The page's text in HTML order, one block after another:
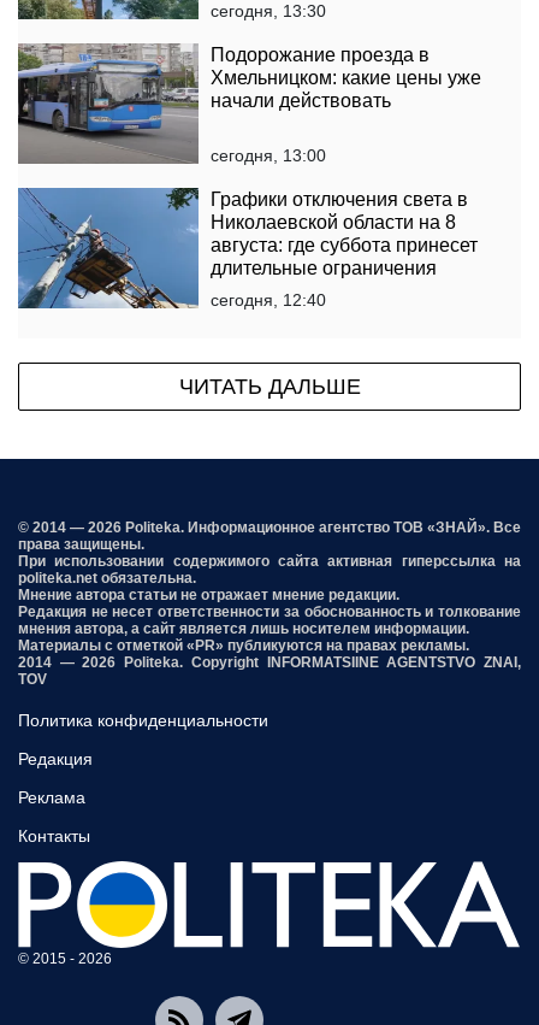
сегодня, 13:30
Подорожание проезда в
Хмельницком: какие цены уже
начали действовать
сегодня, 13:00
Графики отключения света в
Николаевской области на 8
августа: где суббота принесет
длительные ограничения
сегодня, 12:40
ЧИТАТЬ ДАЛЬШЕ
© 2014 — 2026 Politeka. Информационное агентство ТОВ «ЗНАЙ». Все
права защищены.
При использовании содержимого сайта активная гиперссылка на
politeka.net обязательна.
Мнение автора статьи не отражает мнение редакции.
Редакция не несет ответственности за обоснованность и толкование
мнения автора, а сайт является лишь носителем информации.
Материалы с отметкой «PR» публикуются на правах рекламы.
2014 — 2026 Politeka. Copyright INFORMATSIINE AGENTSTVO ZNAI,
TOV
Политика конфиденциальности
Редакция
Реклама
Контакты
© 2015 - 2026